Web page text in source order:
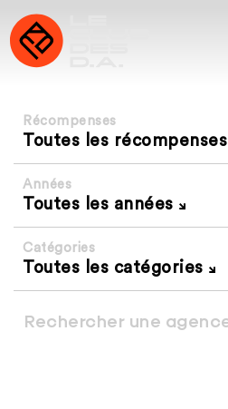
Récompenses
Toutes les récompenses
Années
Toutes les années
Catégories
Toutes les catégories